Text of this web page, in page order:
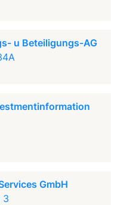
u Beteiligungs-AG
GmbH
3